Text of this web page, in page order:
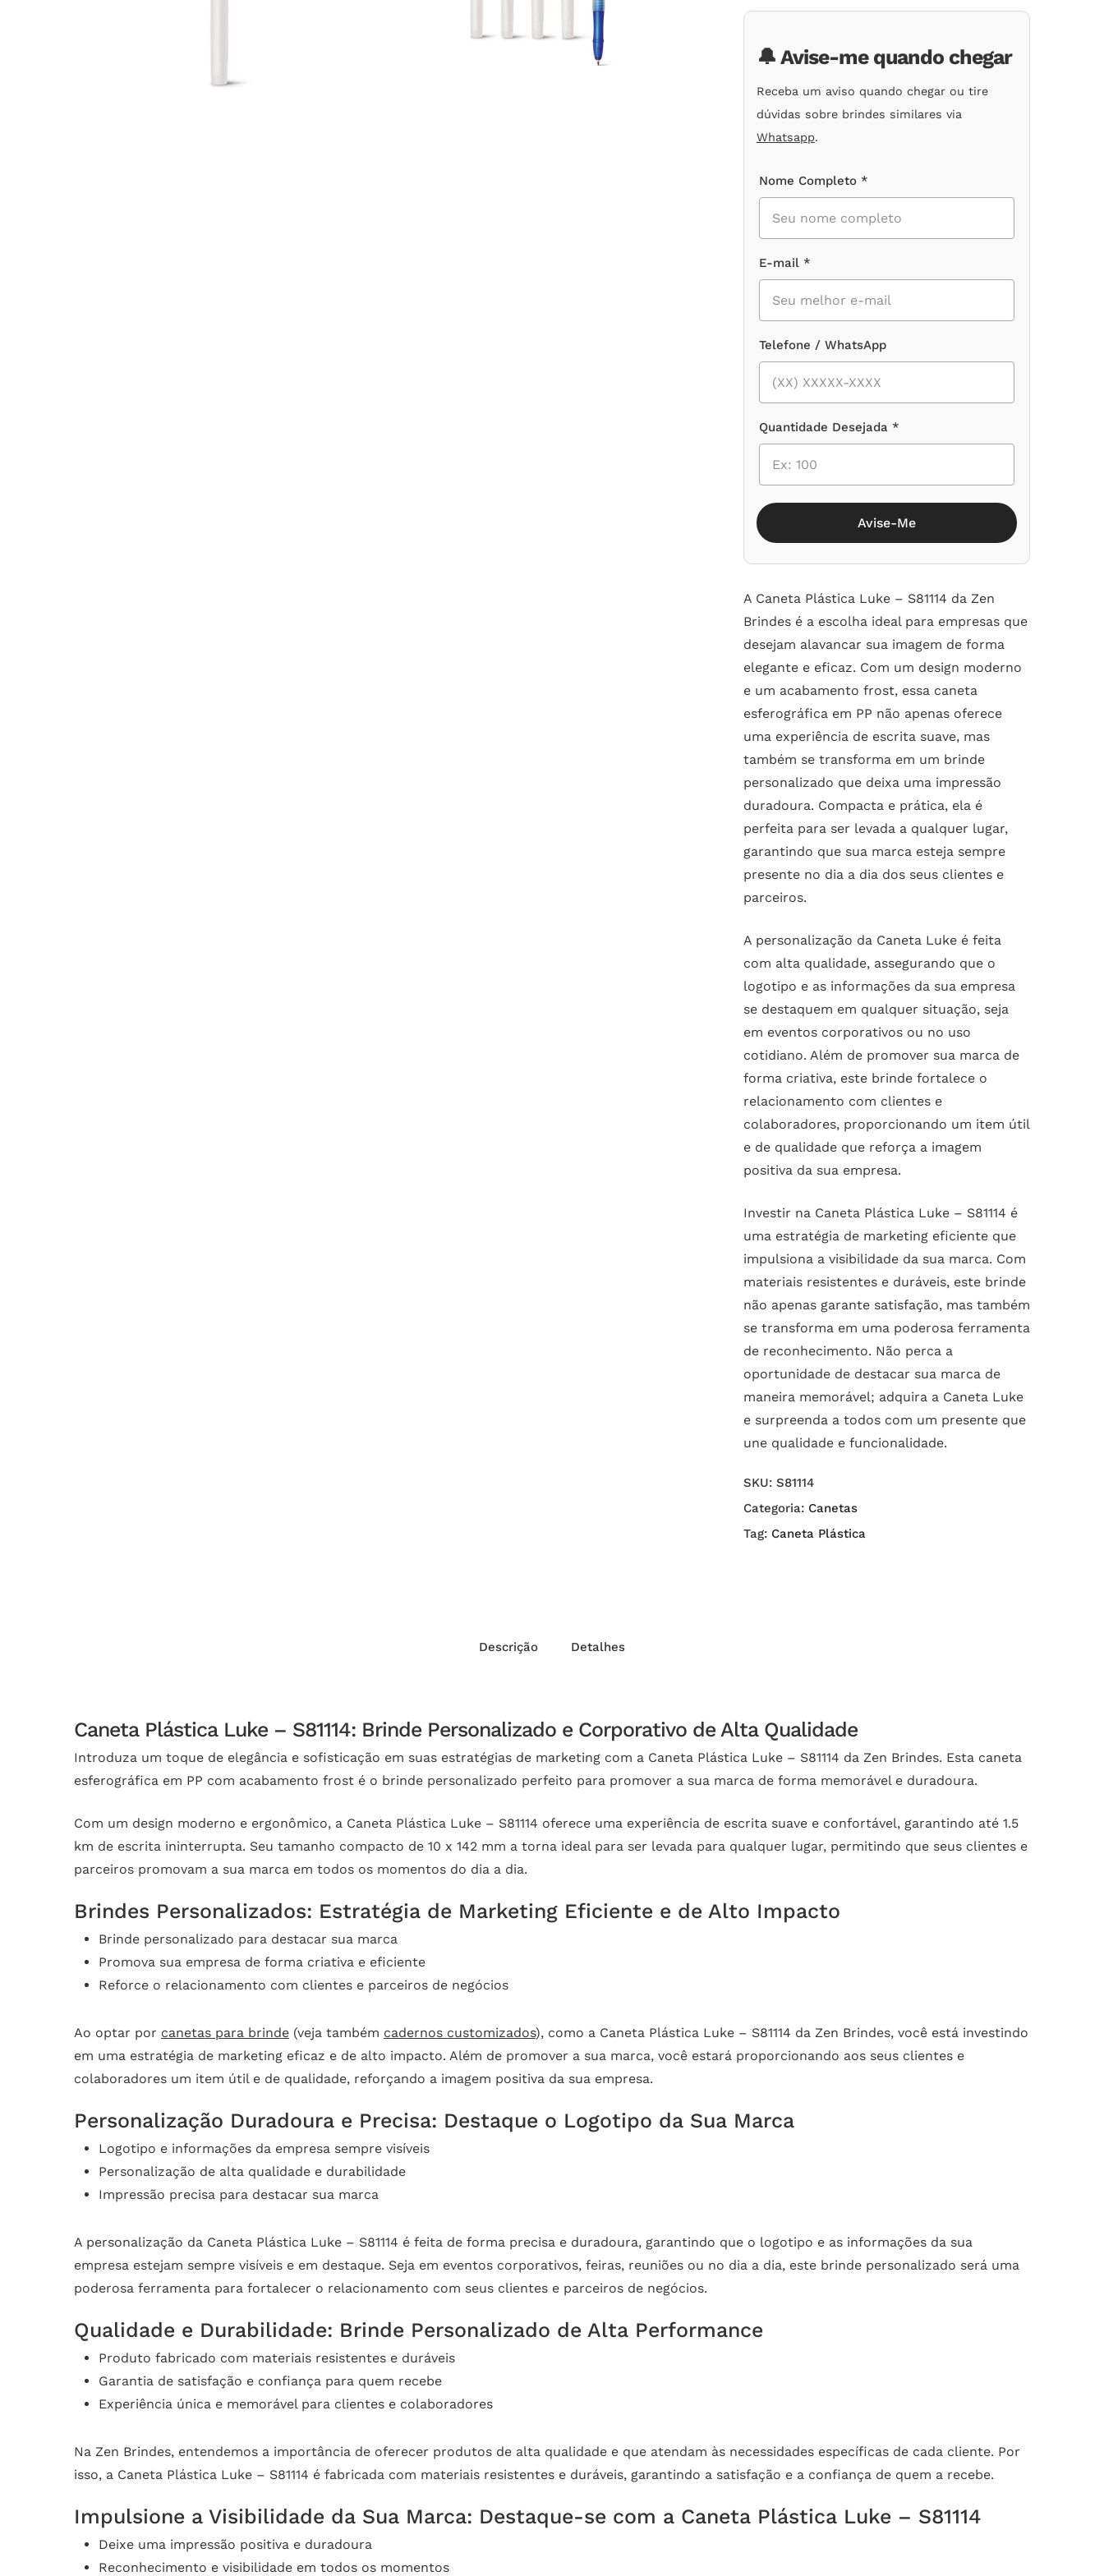
clientes
🔔 Avise-me quando chegar
Receba um aviso quando chegar ou tire
dúvidas sobre brindes similares via
Whatsapp.
Nome Completo *
E-mail *
Telefone / WhatsApp
Quantidade Desejada *
Avise-Me
A Caneta Plástica Luke – S81114 da Zen
Brindes é a escolha ideal para empresas que
desejam alavancar sua imagem de forma
elegante e eficaz. Com um design moderno
e um acabamento frost, essa caneta
esferográfica em PP não apenas oferece
uma experiência de escrita suave, mas
também se transforma em um brinde
personalizado que deixa uma impressão
duradoura. Compacta e prática, ela é
perfeita para ser levada a qualquer lugar,
garantindo que sua marca esteja sempre
presente no dia a dia dos seus clientes e
parceiros.
A personalização da Caneta Luke é feita
com alta qualidade, assegurando que o
logotipo e as informações da sua empresa
se destaquem em qualquer situação, seja
em eventos corporativos ou no uso
cotidiano. Além de promover sua marca de
forma criativa, este brinde fortalece o
relacionamento com clientes e
colaboradores, proporcionando um item útil
e de qualidade que reforça a imagem
positiva da sua empresa.
Investir na Caneta Plástica Luke – S81114 é
uma estratégia de marketing eficiente que
impulsiona a visibilidade da sua marca. Com
materiais resistentes e duráveis, este brinde
não apenas garante satisfação, mas também
se transforma em uma poderosa ferramenta
de reconhecimento. Não perca a
oportunidade de destacar sua marca de
maneira memorável; adquira a Caneta Luke
e surpreenda a todos com um presente que
une qualidade e funcionalidade.
SKU: S81114
Categoria: Canetas
Tag: Caneta Plástica
Descrição Detalhes
Caneta Plástica Luke – S81114: Brinde Personalizado e Corporativo de Alta Qualidade
Introduza um toque de elegância e sofisticação em suas estratégias de marketing com a Caneta Plástica Luke – S81114 da Zen Brindes. Esta caneta
esferográfica em PP com acabamento frost é o brinde personalizado perfeito para promover a sua marca de forma memorável e duradoura.
Com um design moderno e ergonômico, a Caneta Plástica Luke – S81114 oferece uma experiência de escrita suave e confortável, garantindo até 1.5
km de escrita ininterrupta. Seu tamanho compacto de 10 x 142 mm a torna ideal para ser levada para qualquer lugar, permitindo que seus clientes e
parceiros promovam a sua marca em todos os momentos do dia a dia.
Brindes Personalizados: Estratégia de Marketing Eficiente e de Alto Impacto
Brinde personalizado para destacar sua marca
Promova sua empresa de forma criativa e eficiente
Reforce o relacionamento com clientes e parceiros de negócios
Ao optar por canetas para brinde (veja também cadernos customizados), como a Caneta Plástica Luke – S81114 da Zen Brindes, você está investindo
em uma estratégia de marketing eficaz e de alto impacto. Além de promover a sua marca, você estará proporcionando aos seus clientes e
colaboradores um item útil e de qualidade, reforçando a imagem positiva da sua empresa.
Personalização Duradoura e Precisa: Destaque o Logotipo da Sua Marca
Logotipo e informações da empresa sempre visíveis
Personalização de alta qualidade e durabilidade
Impressão precisa para destacar sua marca
A personalização da Caneta Plástica Luke – S81114 é feita de forma precisa e duradoura, garantindo que o logotipo e as informações da sua
empresa estejam sempre visíveis e em destaque. Seja em eventos corporativos, feiras, reuniões ou no dia a dia, este brinde personalizado será uma
poderosa ferramenta para fortalecer o relacionamento com seus clientes e parceiros de negócios.
Qualidade e Durabilidade: Brinde Personalizado de Alta Performance
Produto fabricado com materiais resistentes e duráveis
Garantia de satisfação e confiança para quem recebe
Experiência única e memorável para clientes e colaboradores
Na Zen Brindes, entendemos a importância de oferecer produtos de alta qualidade e que atendam às necessidades específicas de cada cliente. Por
isso, a Caneta Plástica Luke – S81114 é fabricada com materiais resistentes e duráveis, garantindo a satisfação e a confiança de quem a recebe.
Impulsione a Visibilidade da Sua Marca: Destaque-se com a Caneta Plástica Luke – S81114
Deixe uma impressão positiva e duradoura
Reconhecimento e visibilidade em todos os momentos